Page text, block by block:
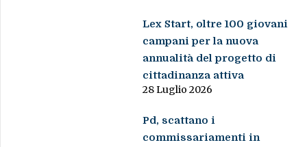
Lex Start, oltre 100 giovani
campani per la nuova
annualità del progetto di
cittadinanza attiva
28 Luglio 2026
Pd, scattano i
commissariamenti in